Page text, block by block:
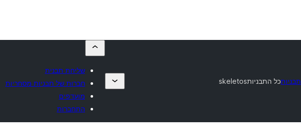
תבניותכל התבניותskeletos
שליחת תבנית
חברות של תבניות מסחריות
מועדפים
התחברות